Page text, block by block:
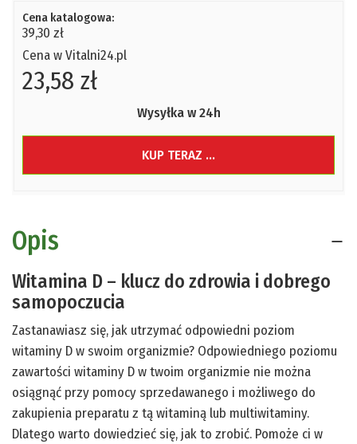
Cena katalogowa:
39,30 zł
Cena w Vitalni24.pl
23,58 zł
Wysyłka w 24h
KUP TERAZ ...
Opis
Witamina D – klucz do zdrowia i dobrego
samopoczucia
Zastanawiasz się, jak utrzymać odpowiedni poziom
witaminy D w swoim organizmie? Odpowiedniego poziomu
zawartości witaminy D w twoim organizmie nie można
osiągnąć przy pomocy sprzedawanego i możliwego do
zakupienia preparatu z tą witaminą lub multiwitaminy.
Dlatego warto dowiedzieć się, jak to zrobić. Pomoże ci w